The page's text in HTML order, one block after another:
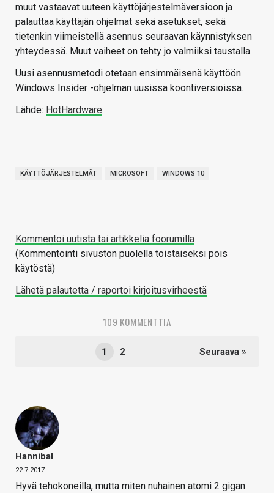
muut vastaavat uuteen käyttöjärjestelmäversioon ja
palauttaa käyttäjän ohjelmat sekä asetukset, sekä
tietenkin viimeistellä asennus seuraavan käynnistyksen
yhteydessä. Muut vaiheet on tehty jo valmiiksi taustalla.
Uusi asennusmetodi otetaan ensimmäisenä käyttöön
Windows Insider -ohjelman uusissa koontiversioissa.
Lähde: HotHardware
KÄYTTÖJÄRJESTELMÄT MICROSOFT WINDOWS 10
Kommentoi uutista tai artikkelia foorumilla
(Kommentointi sivuston puolella toistaiseksi pois
käytöstä)
Lähetä palautetta / raportoi kirjoitusvirheestä
109 KOMMENTTIA
1 2 Seuraava »
Hannibal
22.7.2017
Hyvä tehokoneilla, mutta miten nuhainen atomi 2 gigan